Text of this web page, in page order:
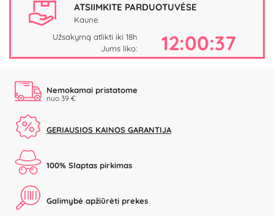
ATSIIMKITE PARDUOTUVĖSE
Kaune.
Užsakymą atlikti iki 18h
Jums liko:
12:00:37
Nemokamai pristatome
nuo 39 €
GERIAUSIOS KAINOS GARANTIJA
100% Slaptas pirkimas
Galimybė apžiūrėti prekes